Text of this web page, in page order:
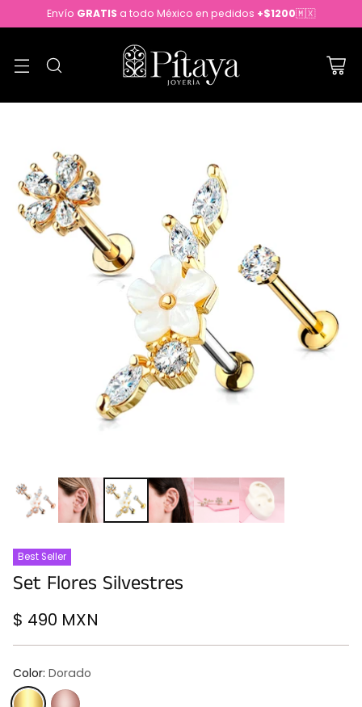
Envío GRATIS a todo México en pedidos +$1200🇲🇽
Best Seller
Set Flores Silvestres
Precio
$ 490 MXN
Color: Dorado